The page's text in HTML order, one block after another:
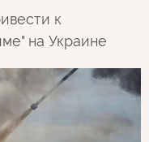
к
на Украине